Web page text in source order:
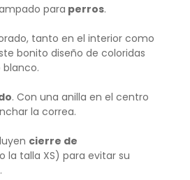
para perros.
tanto en el interior como
bonito diseño de coloridas
. Con una anilla en el centro
la correa.
cierre de
la talla XS) para evitar su